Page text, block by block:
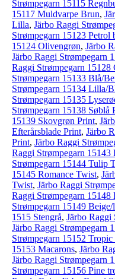
Strømpegarn 15115
15117 Muldvarpe Brun,
Lilla, Järbo Raggi
Strømpegarn 15123 Petrol
15124 Olivengrøn, Järbo
Järbo Raggi
Raggi Strømpegarn
Strømpegarn 15133 Blå/
Strømpegarn 15134 Lilla/
Strømpegarn 15135
Strømpegarn 15138 Søblå
15139 Skovgrøn Print,
Efterårsblade Print, Järbo
Print, Järbo Raggi
Raggi Strømpegarn
Strømpegarn 15144 Tulip
15145 Romance Twist,
Twist, Järbo Raggi
Raggi Strømpegarn
Strømpegarn 15149
1515 Stengrå, Järbo Raggi
Järbo Raggi Strømpegarn
Strømpegarn 15152 Tropic
15153 Macarons, Järbo
Järbo Raggi Strømpegarn
Strømpegarn 15156 Pine